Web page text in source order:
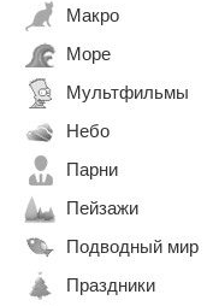
Макро
Море
Мультфильмы
Небо
Парни
Пейзажи
Подводный мир
Праздники